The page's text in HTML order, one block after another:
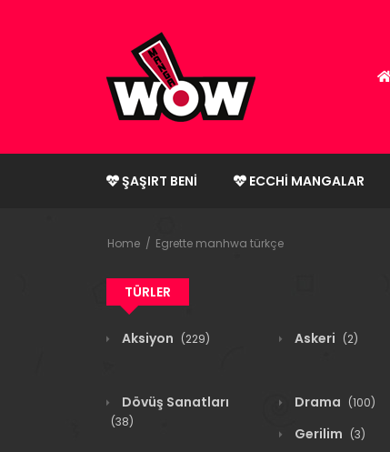
ŞAŞIRT BENI ECCHI MANGALAR
Home Egrette manhwa türkçe
TÜRLER
Aksiyon (229) Askeri (2)
Dövüş Sanatları
(38)
Drama (100)
Gerilim (3)